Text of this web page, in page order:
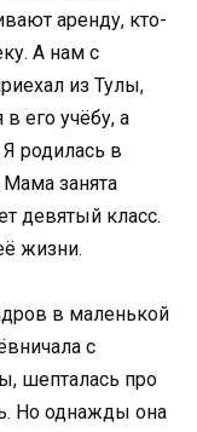
аренду, кто-
А нам с
из Тулы,
его учёбу, а
родилась в
занята
девятый класс.
жизни.
в маленькой
с
шепталась про
Но однажды она